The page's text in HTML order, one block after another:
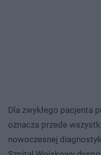
Dla zwykłego pacjenta
oznacza przede
nowoczesnej